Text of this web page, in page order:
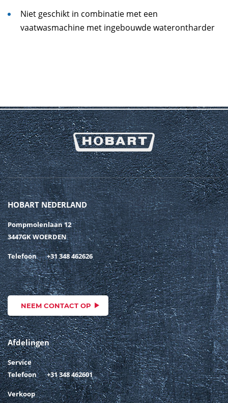
Niet geschikt in combinatie met een
vaatwasmachine met ingebouwde waterontharder
HOBART NEDERLAND
Pompmolenlaan 12
3447GK WOERDEN
Telefoon +31 348 462626
NEEM CONTACT OP
Afdelingen
Service
Telefoon
+31 348 462601
Verkoop